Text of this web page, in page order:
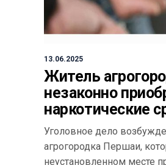
13.06.2025
Житель
незаконно
наркотические
Уголовное дело
агрогородка Першаи,
неустановленном месте